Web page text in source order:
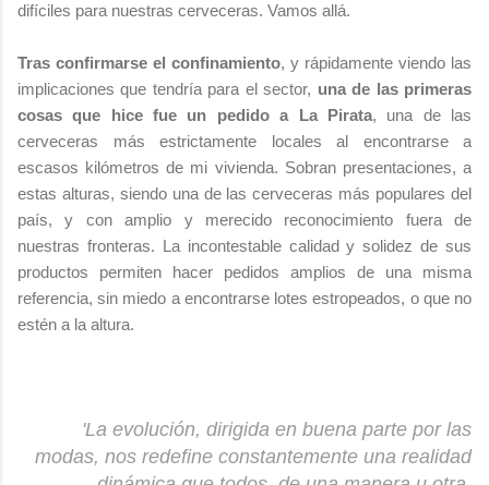
difíciles para nuestras cerveceras. Vamos allá.
Tras confirmarse el confinamiento, y rápidamente viendo las
implicaciones que tendría para el sector, una de las primeras
cosas que hice fue un pedido a La Pirata, una de las
cerveceras más estrictamente locales al encontrarse a
escasos kilómetros de mi vivienda. Sobran presentaciones, a
estas alturas, siendo una de las cerveceras más populares del
país, y con amplio y merecido reconocimiento fuera de
nuestras fronteras. La incontestable calidad y solidez de sus
productos permiten hacer pedidos amplios de una misma
referencia, sin miedo a encontrarse lotes estropeados, o que no
estén a la altura.
'La evolución, dirigida en buena parte por las
modas, nos redefine constantemente una realidad